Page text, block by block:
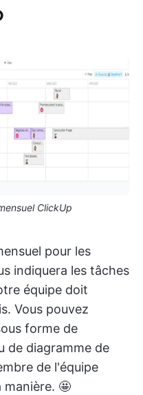
ClickUp
pour les
indiquera les tâches
équipe doit
Vous pouvez
forme de
de diagramme de
de l'équipe
manière. 🤩